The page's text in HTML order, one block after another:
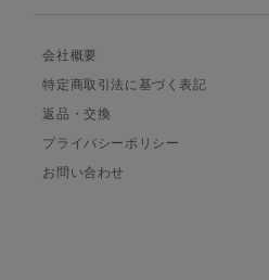
会社概要
特定商取引法に基づく表記
返品・交換
プライバシーポリシー
お問い合わせ